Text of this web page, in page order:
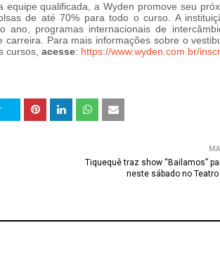
qualificada, a Wyden promove seu
de até 70% para todo o curso. A
ano, programas internacionais de
carreira. Para mais informações sobre o
cursos, acesse: https://www.wyden.com.br/
Tiquequê traz show “Bailamos”
neste sábado no